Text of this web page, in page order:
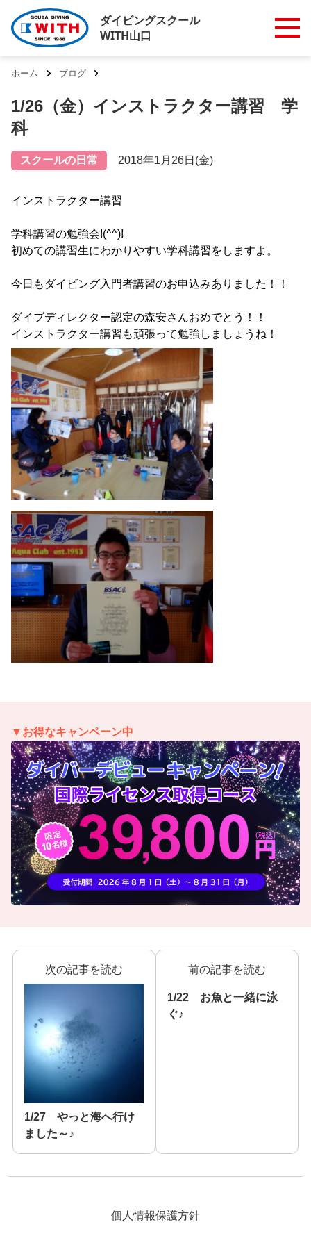
ダイビングスクール
WITH山口
ホーム ブログ
1/26（金）インストラクター講習 学
科
スクールの日常 2018年1月26日(金)
インストラクター講習
学科講習の勉強会!(^^)!
初めての講習生にわかりやすい学科講習をしますよ。
今日もダイビング入門者講習のお申込みありました！！
ダイブディレクター認定の森安さんおめでとう！！
インストラクター講習も頑張って勉強しましょうね！
▼お得なキャンペーン中
次の記事を読む
1/27 やっと海へ行け
ました～♪
前の記事を読む
1/22 お魚と一緒に泳
ぐ♪
個人情報保護方針